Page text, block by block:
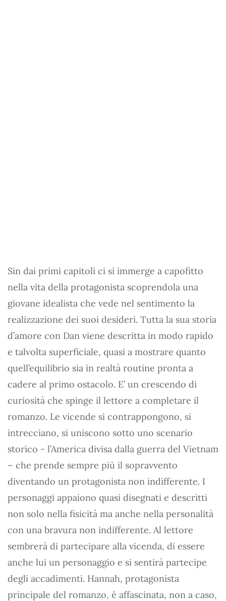
Sin dai primi capitoli ci si immerge a capofitto
nella vita della protagonista scoprendola una
giovane idealista che vede nel sentimento la
realizzazione dei suoi desideri. Tutta la sua storia
d’amore con Dan viene descritta in modo rapido
e talvolta superficiale, quasi a mostrare quanto
quell’equilibrio sia in realtà routine pronta a
cadere al primo ostacolo. E’ un crescendo di
curiosità che spinge il lettore a completare il
romanzo. Le vicende si contrappongono, si
intrecciano, si uniscono sotto uno scenario
storico - l’America divisa dalla guerra del Vietnam
– che prende sempre più il sopravvento
diventando un protagonista non indifferente. I
personaggi appaiono quasi disegnati e descritti
non solo nella fisicità ma anche nella personalità
con una bravura non indifferente. Al lettore
sembrerà di partecipare alla vicenda, di essere
anche lui un personaggio e si sentirà partecipe
degli accadimenti. Hannah, protagonista
principale del romanzo, è affascinata, non a caso,